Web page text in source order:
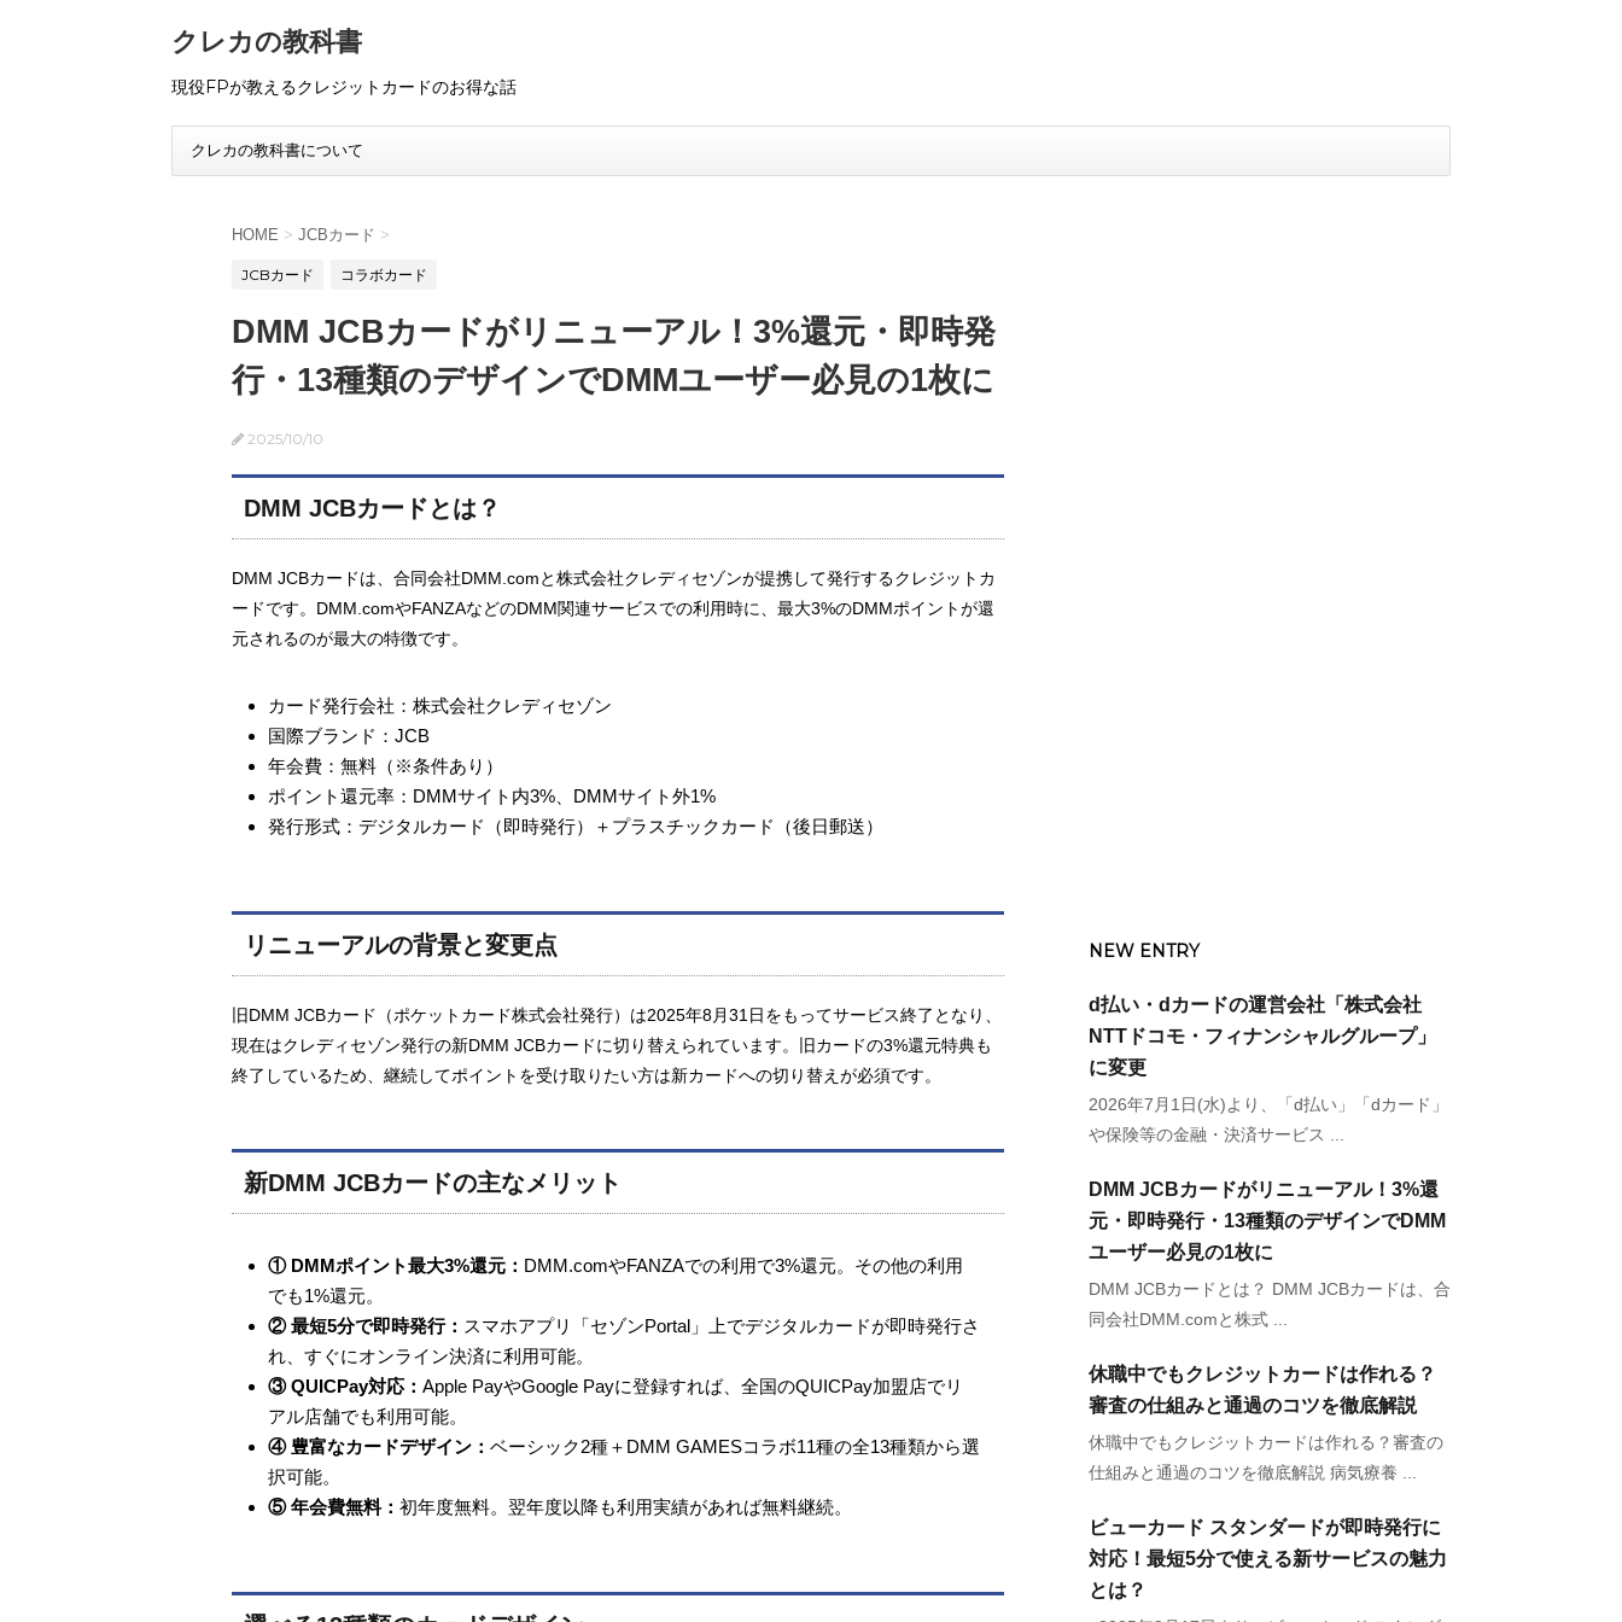
クレカの教科書
現役FPが教えるクレジットカードのお得な話
クレカの教科書について
HOME > JCBカード >
JCBカード コラボカード
DMM JCBカードがリニューアル！3%還元・即時発
行・13種類のデザインでDMMユーザー必見の1枚に
2025/10/10
DMM JCBカードとは？
DMM JCBカードは、合同会社DMM.comと株式会社クレディセゾンが提携して発行するクレジットカ
ードです。DMM.comやFANZAなどのDMM関連サービスでの利用時に、最大3%のDMMポイントが還
元されるのが最大の特徴です。
カード発行会社：株式会社クレディセゾン
国際ブランド：JCB
年会費：無料（※条件あり）
ポイント還元率：DMMサイト内3%、DMMサイト外1%
発行形式：デジタルカード（即時発行）＋プラスチックカード（後日郵送）
リニューアルの背景と変更点
旧DMM JCBカード（ポケットカード株式会社発行）は2025年8月31日をもってサービス終了となり、
現在はクレディセゾン発行の新DMM JCBカードに切り替えられています。旧カードの3%還元特典も
終了しているため、継続してポイントを受け取りたい方は新カードへの切り替えが必須です。
新DMM JCBカードの主なメリット
① DMMポイント最大3%還元： DMM.comやFANZAでの利用で3%還元。その他の利用
でも1%還元。
② 最短5分で即時発行： スマホアプリ「セゾンPortal」上でデジタルカードが即時発行さ
れ、すぐにオンライン決済に利用可能。
③ QUICPay対応： Apple PayやGoogle Payに登録すれば、全国のQUICPay加盟店でリ
アル店舗でも利用可能。
④ 豊富なカードデザイン： ベーシック2種＋DMM GAMESコラボ11種の全13種類から選
択可能。
⑤ 年会費無料： 初年度無料。翌年度以降も利用実績があれば無料継続。
NEW ENTRY
d払い・dカードの運営会社「株式会社
NTTドコモ・フィナンシャルグループ」
に変更
2026年7月1日(水)より、「d払い」「dカード」
や保険等の金融・決済サービス ...
DMM JCBカードがリニューアル！3%還
元・即時発行・13種類のデザインでDMM
ユーザー必見の1枚に
DMM JCBカードとは？ DMM JCBカードは、合
同会社DMM.comと株式 ...
休職中でもクレジットカードは作れる？
審査の仕組みと通過のコツを徹底解説
休職中でもクレジットカードは作れる？審査の
仕組みと通過のコツを徹底解説 病気療養 ...
ビューカード スタンダードが即時発行に
対応！最短5分で使える新サービスの魅力
とは？